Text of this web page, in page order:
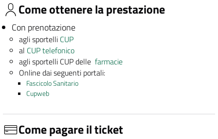
Come ottenere la prestazione
Con prenotazione
agli sportelli CUP
al CUP telefonico
agli sportelli CUP dellefarmacie
Online dai seguenti portali:
Fascicolo Sanitario
Cupweb
Come pagare il ticket